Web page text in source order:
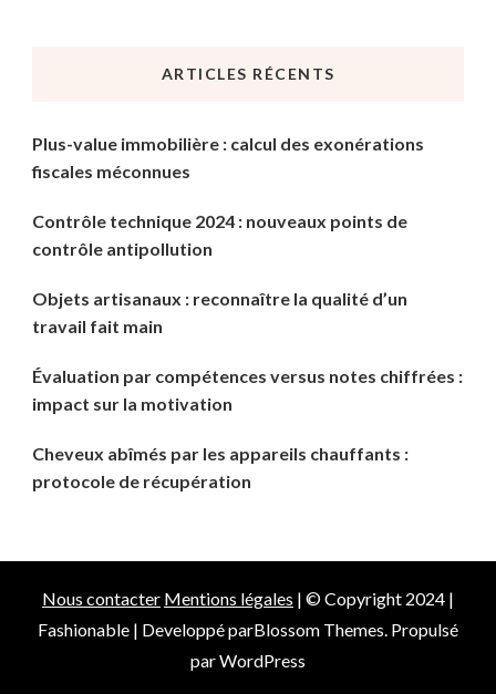
ARTICLES RÉCENTS
Plus-value immobilière : calcul des exonérations
fiscales méconnues
Contrôle technique 2024 : nouveaux points de
contrôle antipollution
Objets artisanaux : reconnaître la qualité d’un
travail fait main
Évaluation par compétences versus notes chiffrées :
impact sur la motivation
Cheveux abîmés par les appareils chauffants :
protocole de récupération
Nous contacter Mentions légales | © Copyright 2024 |
Fashionable | Developpé parBlossom Themes. Propulsé
parWordPress